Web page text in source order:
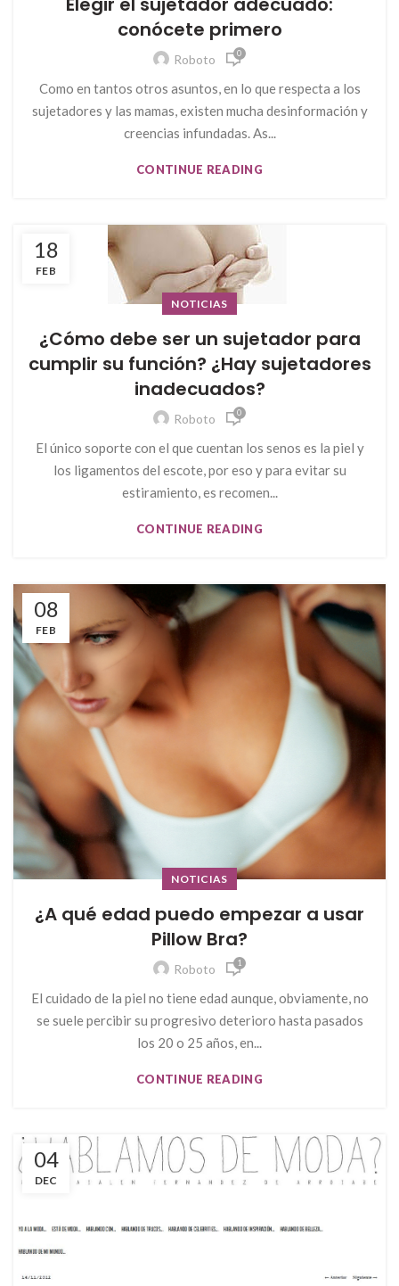
conócete primero
Roboto 0
Como en tantos otros asuntos, en lo que respecta a los
sujetadores y las mamas, existen mucha desinformación y
creencias infundadas. As...
CONTINUE READING
18
FEB
NOTICIAS
¿Cómo debe ser un sujetador para
cumplir su función? ¿Hay sujetadores
inadecuados?
Roboto 0
El único soporte con el que cuentan los senos es la piel y
los ligamentos del escote, por eso y para evitar su
estiramiento, es recomen...
CONTINUE READING
08
FEB
NOTICIAS
¿A qué edad puedo empezar a usar
Pillow Bra?
Roboto 1
El cuidado de la piel no tiene edad aunque, obviamente, no
se suele percibir su progresivo deterioro hasta pasados
los 20 o 25 años, en...
CONTINUE READING
04
DEC